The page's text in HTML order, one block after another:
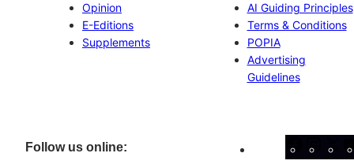
Opinion
E-Editions
Supplements
AI Guiding Principles
Terms & Conditions
POPIA
Advertising
Guidelines
Follow us online: Facebook
X